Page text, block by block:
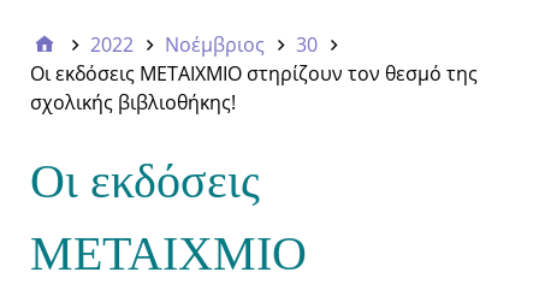
2022 Νοέμβριος
30
Οι εκδόσεις ΜΕΤΑΙΧΜΙΟ στηρίζουν τον θεσμό της
σχολικής βιβλιοθήκης!
Οι εκδόσεις
ΜΕΤΑΙΧΜΙΟ